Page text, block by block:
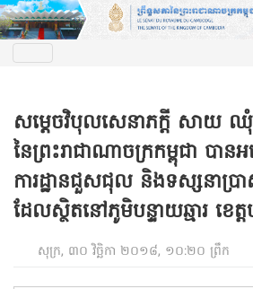
សម្តេចវិបុលសេនាភក្តី សាយ ឈុំ
នៃព្រះរាជាណាចក្រកម្ពុជា បា
ការដ្ឋានជួសជុល និងទស្សនាប្រា
ដែលស្ថិតនៅភូមិបន្ទាយឆ្មារ ខេ
សុក្រ, ៣០ វិច្ឆិកា ២០១៨, ១០:២០ ព្រឹក